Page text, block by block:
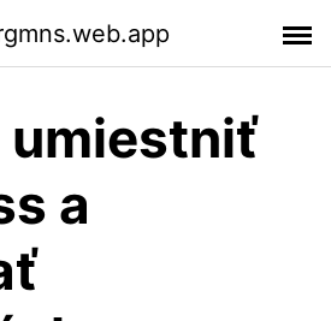
umiestniť
a